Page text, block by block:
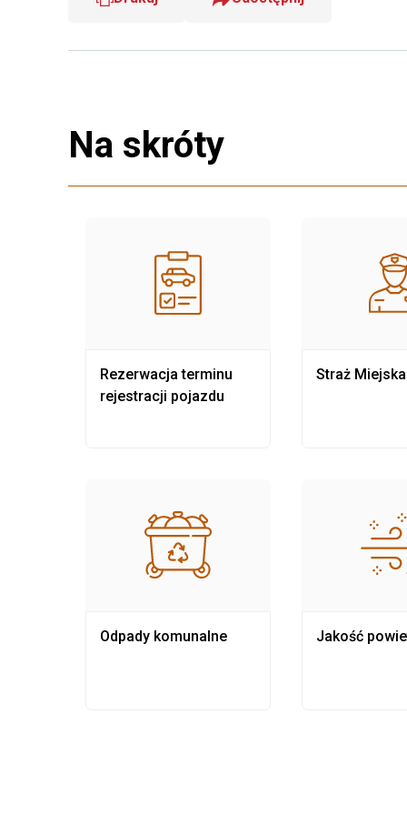
Na skróty
Rezerwacja terminu
rejestracji pojazdu
Odpady komunalne
Straż Miejska
Jakość